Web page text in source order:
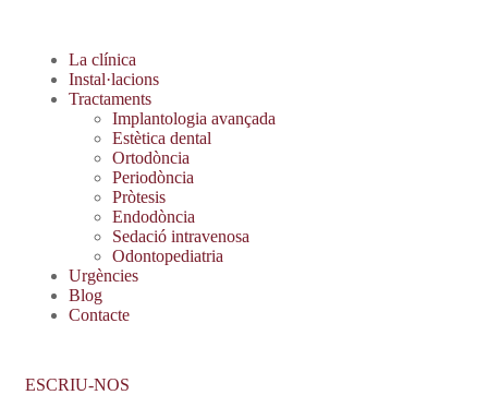
La clínica
Instal·lacions
Tractaments
Implantologia avançada
Estètica dental
Ortodòncia
Periodòncia
Pròtesis
Endodòncia
Sedació intravenosa
Odontopediatria
Urgències
Blog
Contacte
ESCRIU-NOS